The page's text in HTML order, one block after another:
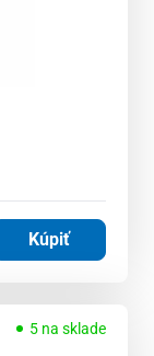
Kúpiť
5 na sklade